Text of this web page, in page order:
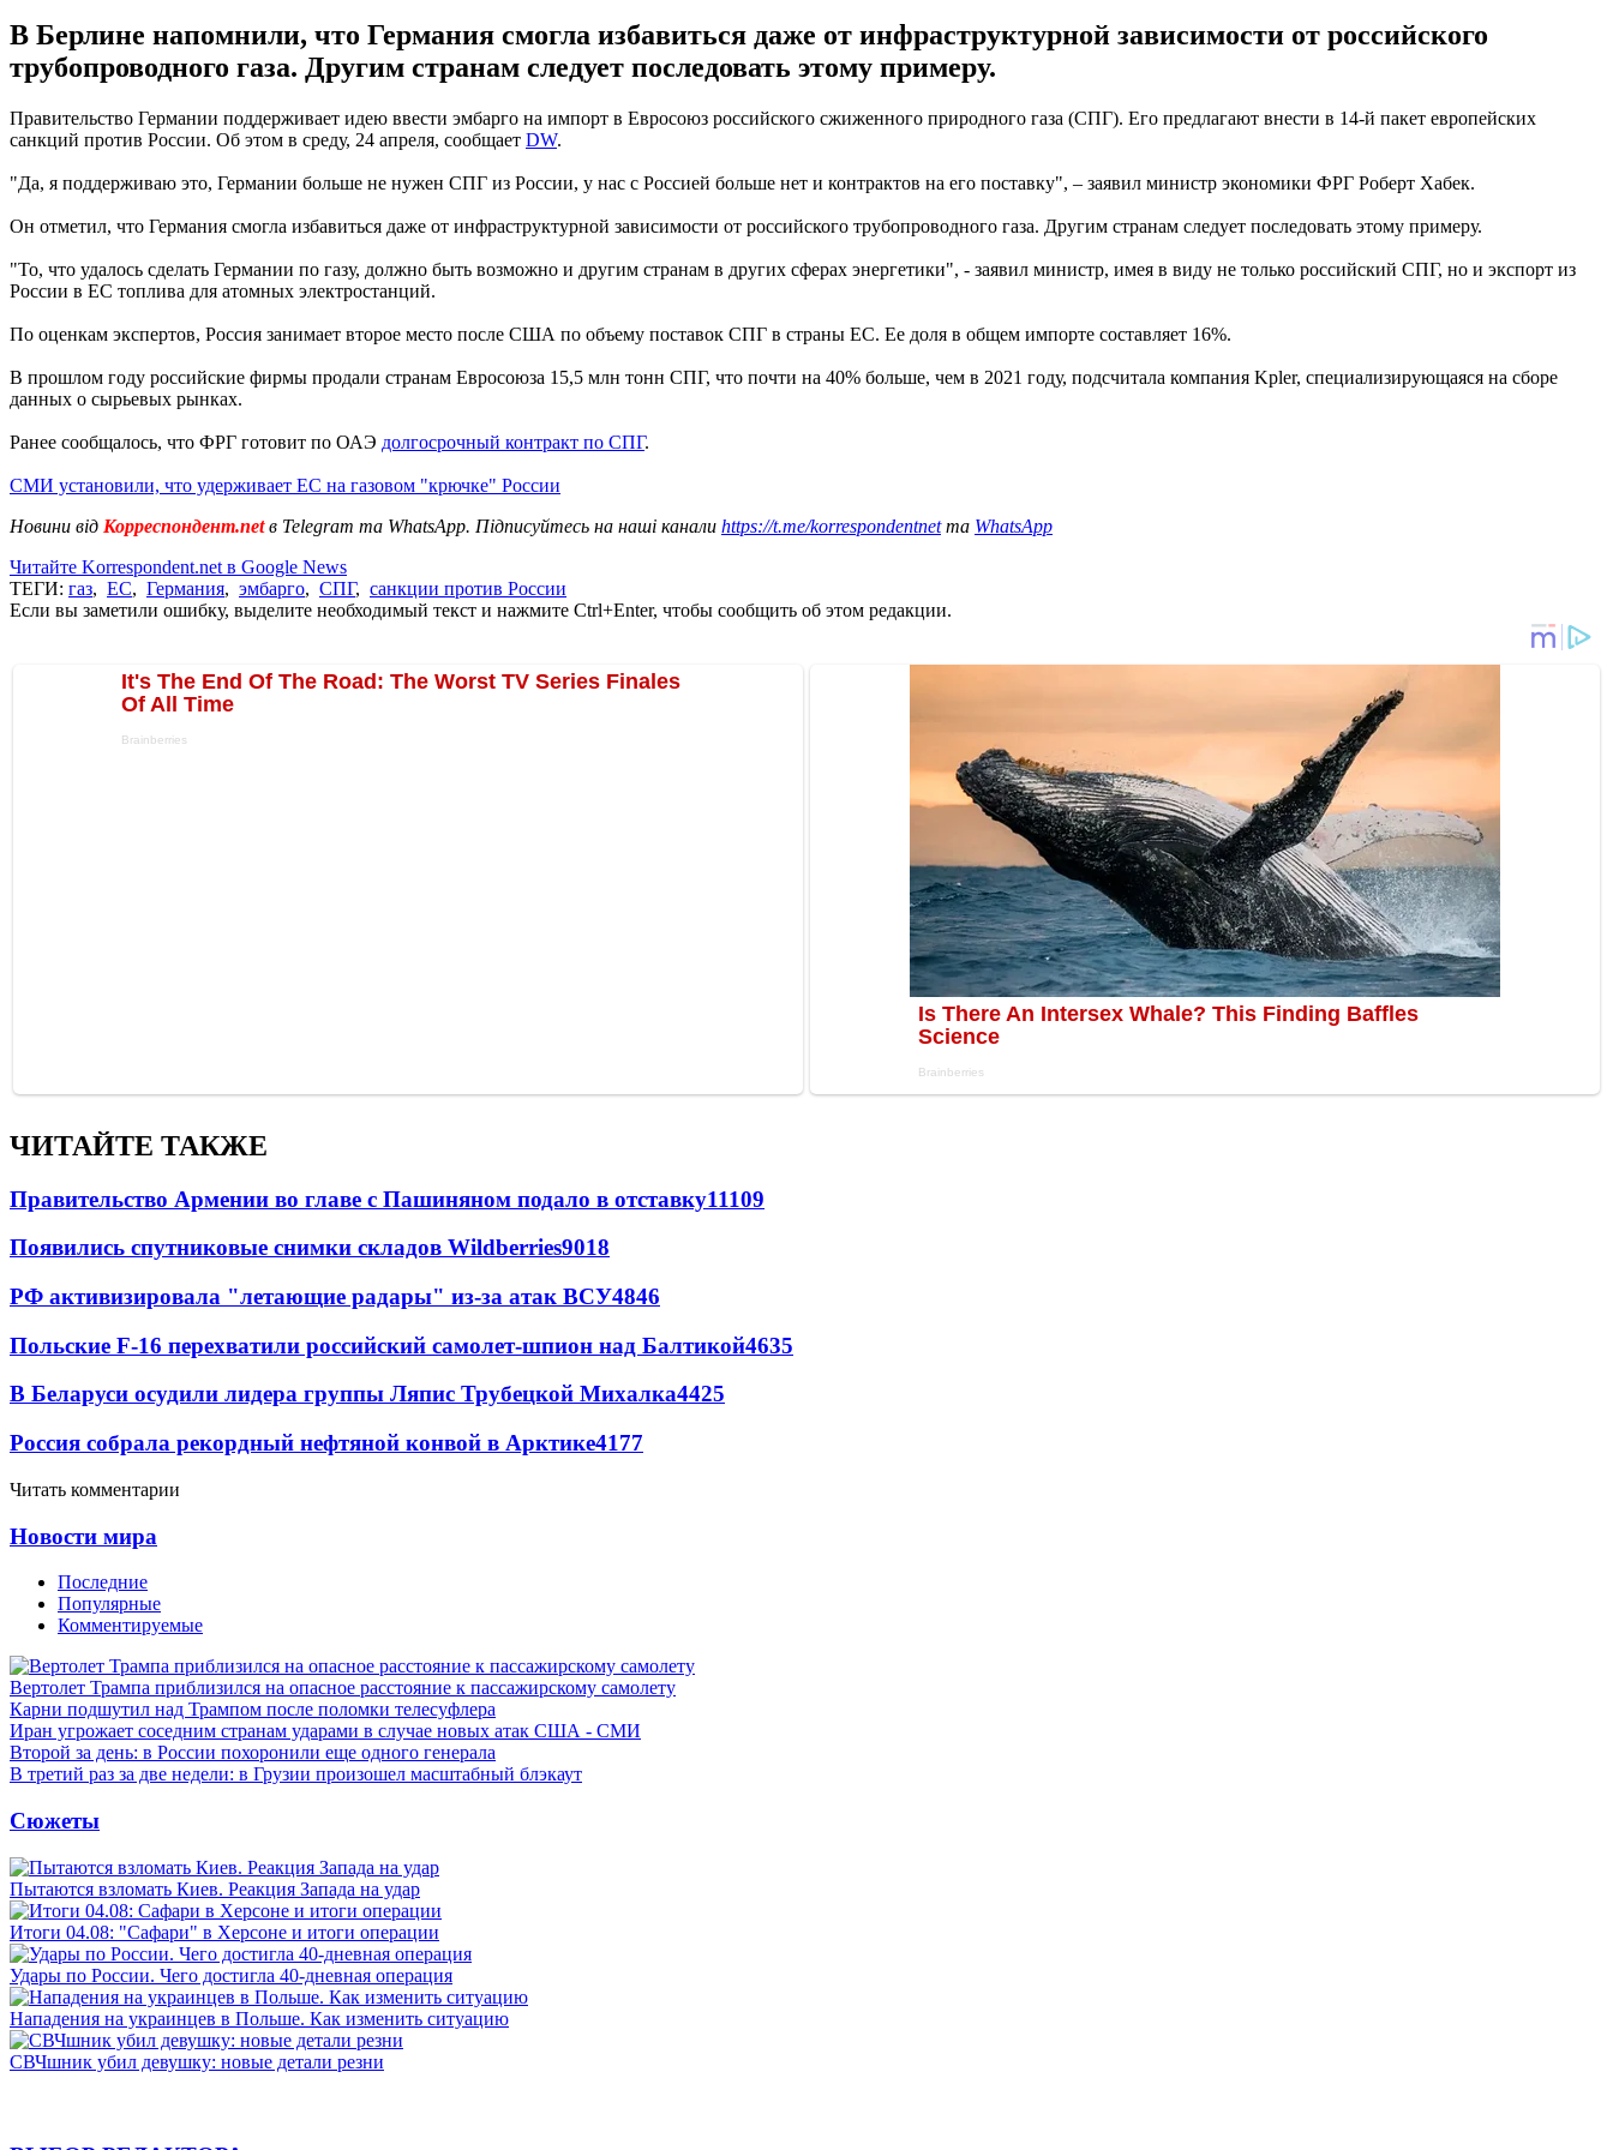
В Берлине напомнили, что Германия смогла избавиться даже от инфраструктурной зависимости от российского
трубопроводного газа. Другим странам следует последовать этому примеру.
Правительство Германии поддерживает идею ввести эмбарго на импорт в Евросоюз российского сжиженного природного газа (СПГ). Его предлагают внести в 14-й пакет европейских
санкций против России. Об этом в среду, 24 апреля, сообщает DW.
"Да, я поддерживаю это, Германии больше не нужен СПГ из России, у нас с Россией больше нет и контрактов на его поставку", – заявил министр экономики ФРГ Роберт Хабек.
Он отметил, что Германия смогла избавиться даже от инфраструктурной зависимости от российского трубопроводного газа. Другим странам следует последовать этому примеру.
"То, что удалось сделать Германии по газу, должно быть возможно и другим странам в других сферах энергетики", - заявил министр, имея в виду не только российский СПГ, но и экспорт из
России в ЕС топлива для атомных электростанций.
По оценкам экспертов, Россия занимает второе место после США по объему поставок СПГ в страны ЕС. Ее доля в общем импорте составляет 16%.
В прошлом году российские фирмы продали странам Евросоюза 15,5 млн тонн CПГ, что почти на 40% больше, чем в 2021 году, подсчитала компания Kpler, специализирующаяся на сборе
данных о сырьевых рынках.
Ранее сообщалось, что ФРГ готовит по ОАЭ долгосрочный контракт по СПГ.
СМИ установили, что удерживает ЕС на газовом "крючке" России
Новини від Корреспондент.netв Telegram та WhatsApp. Підписуйтесь на наші канали https://t.me/korrespondentnetта WhatsApp
Читайте Korrespondent.net в Google News
ТЕГИ: газ, ЕС, Германия, эмбарго, СПГ, санкции против России
Если вы заметили ошибку, выделите необходимый текст и нажмите Ctrl+Enter, чтобы сообщить об этом редакции.
ЧИТАЙТЕ ТАКЖЕ
Правительство Армении во главе с Пашиняном подало в отставку11109
Появились спутниковые снимки складов Wildberries9018
РФ активизировала "летающие радары" из-за атак ВСУ4846
Польские F-16 перехватили российский самолет-шпион над Балтикой4635
В Беларуси осудили лидера группы Ляпис Трубецкой Михалка4425
Россия собрала рекордный нефтяной конвой в Арктике4177
Читать комментарии
Новости мира
Последние
Популярные
Комментируемые
Вертолет Трампа приблизился на опасное расстояние к пассажирскому самолету
Карни подшутил над Трампом после поломки телесуфлера
Иран угрожает соседним странам ударами в случае новых атак США - СМИ
Второй за день: в России похоронили еще одного генерала
В третий раз за две недели: в Грузии произошел масштабный блэкаут
Сюжеты
Пытаются взломать Киев. Реакция Запада на удар
Итоги 04.08: "Сафари" в Херсоне и итоги операции
Удары по России. Чего достигла 40-дневная операция
Нападения на украинцев в Польше. Как изменить ситуацию
СВЧшник убил девушку: новые детали резни